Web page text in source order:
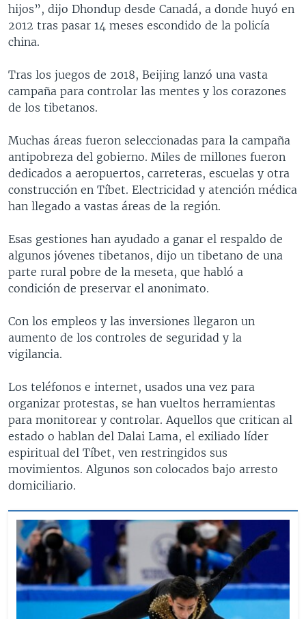
hijos”, dijo Dhondup desde Canadá, a donde huyó en
2012 tras pasar 14 meses escondido de la policía
china.
Tras los juegos de 2018, Beijing lanzó una vasta
campaña para controlar las mentes y los corazones
de los tibetanos.
Muchas áreas fueron seleccionadas para la campaña
antipobreza del gobierno. Miles de millones fueron
dedicados a aeropuertos, carreteras, escuelas y otra
construcción en Tíbet. Electricidad y atención médica
han llegado a vastas áreas de la región.
Esas gestiones han ayudado a ganar el respaldo de
algunos jóvenes tibetanos, dijo un tibetano de una
parte rural pobre de la meseta, que habló a
condición de preservar el anonimato.
Con los empleos y las inversiones llegaron un
aumento de los controles de seguridad y la
vigilancia.
Los teléfonos e internet, usados una vez para
organizar protestas, se han vueltos herramientas
para monitorear y controlar. Aquellos que critican al
estado o hablan del Dalai Lama, el exiliado líder
espiritual del Tíbet, ven restringidos sus
movimientos. Algunos son colocados bajo arresto
domiciliario.